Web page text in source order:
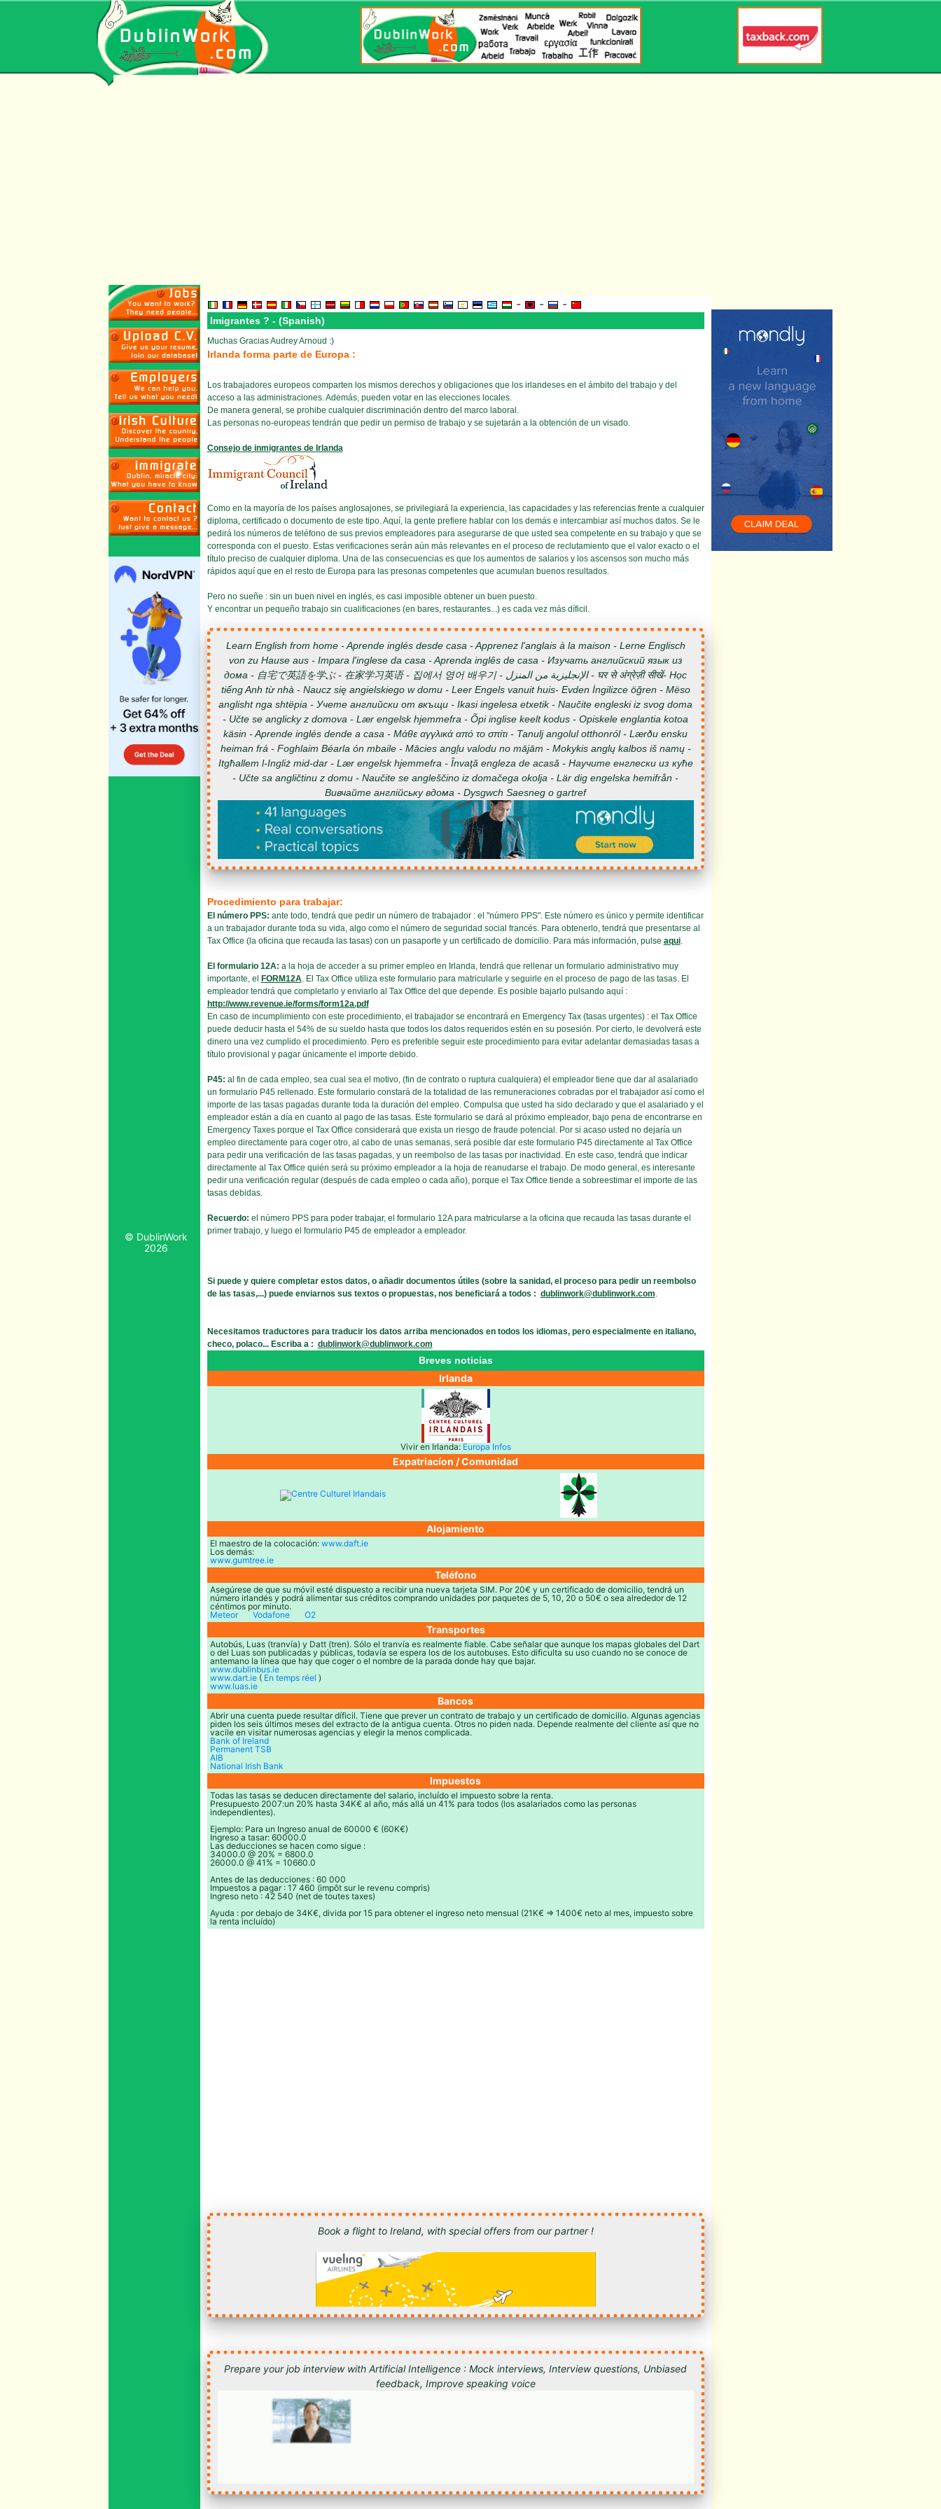
© DublinWork
2026
- - -
Imigrantes ? - (Spanish)
Muchas Gracias Audrey Arnoud :)
Irlanda forma parte de Europa :
Los trabajadores europeos comparten los mismos derechos y obligaciones que los irlandeses en el ámbito del trabajo y del
acceso a las administraciones. Además, pueden votar en las elecciones locales.
De manera general, se prohibe cualquier discriminación dentro del marco laboral.
Las personas no-europeas tendrán que pedir un permiso de trabajo y se sujetarán a la obtención de un visado.
Consejo de inmigrantes de Irlanda
Como en la mayoría de los países anglosajones, se privilegiará la experiencia, las capacidades y las referencias frente a cualquier
diploma, certificado o documento de este tipo. Aquí, la gente prefiere hablar con los demás e intercambiar así muchos datos. Se le
pedirá los números de teléfono de sus previos empleadores para asegurarse de que usted sea competente en su trabajo y que se
corresponda con el puesto. Estas verificaciones serán aún más relevantes en el proceso de reclutamiento que el valor exacto o el
título preciso de cualquier diploma. Una de las consecuencias es que los aumentos de salarios y los ascensos son mucho más
rápidos aquí que en el resto de Europa para las presonas competentes que acumulan buenos resultados.
Pero no sueñe : sin un buen nivel en inglés, es casi imposible obtener un buen puesto.
Y encontrar un pequeño trabajo sin cualificaciones (en bares, restaurantes...) es cada vez más díficil.
Learn English from home - Aprende inglés desde casa - Apprenez l'anglais à la maison - Lerne Englisch
von zu Hause aus - Impara l'inglese da casa - Aprenda inglês de casa - Изучать английский язык из
дома - 自宅で英語を学ぶ - 在家学习英语 - 집에서 영어 배우기 - الإنجليزية من المنزل - घर से अंग्रेज़ी सीखें- Học
tiếng Anh từ nhà - Naucz się angielskiego w domu - Leer Engels vanuit huis- Evden İngilizce öğren - Mëso
anglisht nga shtëpia - Учете английски от вкъщи - Ikasi ingelesa etxetik - Naučite engleski iz svog doma
- Učte se anglicky z domova - Lær engelsk hjemmefra - Õpi inglise keelt kodus - Opiskele englantia kotoa
käsin - Aprende inglés dende a casa - Μάθε αγγλικά από το σπίτι - Tanulj angolul otthonról - Lærðu ensku
heiman frá - Foghlaim Béarla ón mbaile - Mācies angļu valodu no mājām - Mokykis anglų kalbos iš namų -
Itgħallem l-Ingliż mid-dar - Lær engelsk hjemmefra - Învaţă engleza de acasă - Научите енглески из куће
- Učte sa angličtinu z domu - Naučite se angleščino iz domačega okolja - Lär dig engelska hemifrån -
Вивчайте англійську вдома - Dysgwch Saesneg o gartref
Procedimiento para trabajar:
El número PPS: ante todo, tendrá que pedir un número de trabajador : el "número PPS". Este número es único y permite identificar
a un trabajador durante toda su vida, algo como el número de seguridad social francés. Para obtenerlo, tendrá que presentarse al
Tax Office (la oficina que recauda las tasas) con un pasaporte y un certificado de domicilio. Para más información, pulse aqui.
El formulario 12A: a la hoja de acceder a su primer empleo en Irlanda, tendrá que rellenar un formulario administrativo muy
importante, el
FORM12A. El Tax Office utiliza este formulario para matricularle y seguirle en el proceso de pago de las tasas. El
empleador tendrá que completarlo y enviarlo al Tax Office del que depende. Es posible bajarlo pulsando aquí :
http://www.revenue.ie/forms/form12a.pdf
En caso de incumplimiento con este procedimiento, el trabajador se encontrará en Emergency Tax (tasas urgentes) : el Tax Office
puede deducir hasta el 54% de su sueldo hasta que todos los datos requeridos estén en su posesión. Por cierto, le devolverá este
dinero una vez cumplido el procedimiento. Pero es preferible seguir este procedimiento para evitar adelantar demasiadas tasas a
título provisional y pagar únicamente el importe debido.
P45: al fin de cada empleo, sea cual sea el motivo, (fin de contrato o ruptura cualquiera) el empleador tiene que dar al asalariado
un formulario P45 rellenado. Este formulario constará de la totalidad de las remuneraciones cobradas por el trabajador así como el
importe de las tasas pagadas durante toda la duración del empleo. Compulsa que usted ha sido declarado y que el asalariado y el
empleador están a día en cuanto al pago de las tasas. Este formulario se dará al próximo empleador, bajo pena de encontrarse en
Emergency Taxes porque el Tax Office considerará que exista un riesgo de fraude potencial. Por si acaso usted no dejaría un
empleo directamente para coger otro, al cabo de unas semanas, será posible dar este formulario P45 directamente al Tax Office
para pedir una verificación de las tasas pagadas, y un reembolso de las tasas por inactividad. En este caso, tendrá que indicar
directamente al Tax Office quién será su próximo empleador a la hoja de reanudarse el trabajo. De modo general, es interesante
pedir una verificación regular (después de cada empleo o cada año), porque el Tax Office tiende a sobreestimar el importe de las
tasas debidas.
Recuerdo: el número PPS para poder trabajar, el formulario 12A para matricularse a la oficina que recauda las tasas durante el
primer trabajo, y luego el formulario P45 de empleador a empleador.
Si puede y quiere completar estos datos, o añadir documentos útiles (sobre la sanidad, el proceso para pedir un reembolso
de las tasas,...) puede enviarnos sus textos o propuestas, nos beneficiará a todos : dublinwork@dublinwork.com.
Necesitamos traductores para traducir los datos arriba mencionados en todos los idiomas, pero especialmente en italiano,
checo, polaco... Escriba a : dublinwork@dublinwork.com
Breves noticias
Irlanda
Vivir en Irlanda: Europa Infos
Expatriacíon / Comunidad
Alojamiento
El maestro de la colocación: www.daft.ie
Los demás:
www.gumtree.ie
Teléfono
Asegúrese de que su móvil esté dispuesto a recibir una nueva tarjeta SIM. Por 20€ y un certificado de domicilio, tendrá un
número irlandés y podrá alimentar sus créditos comprando unidades por paquetes de 5, 10, 20 o 50€ o sea alrededor de 12
céntimos por minuto.
Meteor
Vodafone O2
Transportes
Autobús, Luas (tranvía) y Datt (tren). Sólo el tranvía es realmente fiable. Cabe señalar que aunque los mapas globales del Dart
o del Luas son publicadas y públicas, todavía se espera los de los autobuses. Esto dificulta su uso cuando no se conoce de
antemano la línea que hay que coger o el nombre de la parada donde hay que bajar.
www.dublinbus.ie
www.dart.ie( En temps réel )
www.luas.ie
Bancos
Abrir una cuenta puede resultar díficil. Tiene que prever un contrato de trabajo y un certificado de domicilio. Algunas agencias
piden los seis últimos meses del extracto de la antigua cuenta. Otros no piden nada. Depende realmente del cliente así que no
vacile en visitar numerosas agencias y elegir la menos complicada.
Bank of Ireland
Permanent TSB
AIB
National Irish Bank
Impuestos
Todas las tasas se deducen directamente del salario, incluído el impuesto sobre la renta.
Presupuesto 2007:un 20% hasta 34K€ al año, más allá un 41% para todos (los asalariados como las personas
independientes).
Ejemplo: Para un Ingreso anual de 60000 € (60K€)
Ingreso a tasar: 60000.0
Las deducciones se hacen como sigue :
34000.0 @ 20% = 6800.0
26000.0 @ 41% = 10660.0
Antes de las deducciones : 60 000
Impuestos a pagar : 17 460 (impôt sur le revenu compris)
Ingreso neto : 42 540 (net de toutes taxes)
Ayuda : por debajo de 34K€, divida por 15 para obtener el ingreso neto mensual (21K€ => 1400€ neto al mes, impuesto sobre
la renta incluído)
Book a flight to Ireland, with special offers from our partner !
Prepare your job interview with Artificial Intelligence : Mock interviews, Interview questions, Unbiased
feedback, Improve speaking voice